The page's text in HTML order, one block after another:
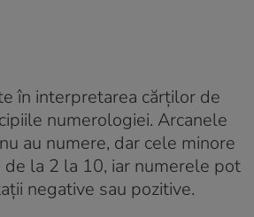
în interpretarea cărților de
numerologiei. Arcanele
au numere, dar cele minore
la 2 la 10, iar numerele pot
negative sau pozitive.